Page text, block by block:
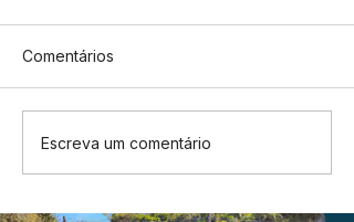
Comentários
Escreva um comentário